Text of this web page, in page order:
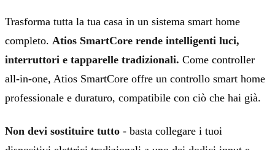
Trasforma tutta la tua casa in un sistema smart home
completo. Atios SmartCore rende intelligenti luci,
interruttori e tapparelle tradizionali. Come controller
all-in-one, Atios SmartCore offre un controllo smart home
professionale e duraturo, compatibile con ciò che hai già.
Non devi sostituire tutto - basta collegare i tuoi